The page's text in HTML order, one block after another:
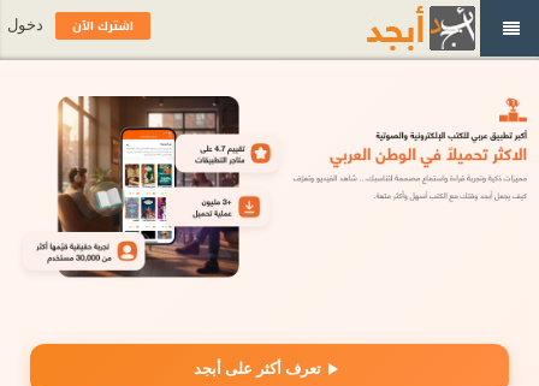
تعرف أكثر على أبجد
اشترك الآن دخول